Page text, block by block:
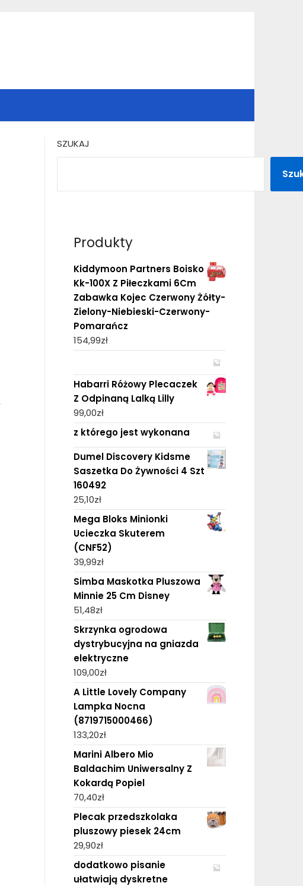
SZUKAJ
Produkty
Kiddymoon Partners Boisko
Kk-100X Z Piłeczkami 6Cm
Zabawka Kojec Czerwony Żółty-
Zielony-Niebieski-Czerwony-
Pomarańcz
154,99zł
Habarri Różowy Plecaczek
Z Odpinaną Lalką Lilly
99,00zł
z którego jest wykonana
Dumel Discovery Kidsme
Saszetka Do Żywności 4 Szt
160492
25,10zł
Mega Bloks Minionki
Ucieczka Skuterem
(CNF52)
39,99zł
Simba Maskotka Pluszowa
Minnie 25 Cm Disney
51,48zł
Skrzynka ogrodowa
dystrybucyjna na gniazda
elektryczne
109,00zł
A Little Lovely Company
Lampka Nocna
(8719715000466)
133,20zł
Marini Albero Mio
Baldachim Uniwersalny Z
Kokardą Popiel
70,40zł
Plecak przedszkolaka
pluszowy piesek 24cm
29,90zł
dodatkowo pisanie
ułatwiają dyskretne